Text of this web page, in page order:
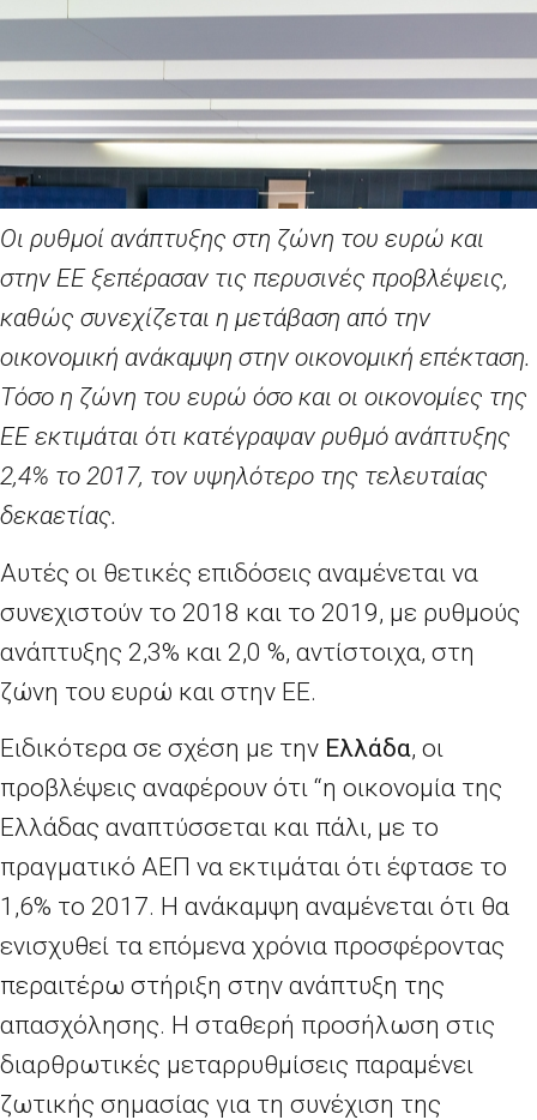
Οι ρυθμοί ανάπτυξης στη ζώνη του ευρώ και
στην ΕΕ ξεπέρασαν τις περυσινές προβλέψεις,
καθώς συνεχίζεται η μετάβαση από την
οικονομική ανάκαμψη στην οικονομική επέκταση.
Τόσο η ζώνη του ευρώ όσο και οι οικονομίες της
ΕΕ εκτιμάται ότι κατέγραψαν ρυθμό ανάπτυξης
2,4% το 2017, τον υψηλότερο της τελευταίας
δεκαετίας.
Αυτές οι θετικές επιδόσεις αναμένεται να
συνεχιστούν το 2018 και το 2019, με ρυθμούς
ανάπτυξης 2,3% και 2,0 %, αντίστοιχα, στη
ζώνη του ευρώ και στην ΕΕ.
Ειδικότερα σε σχέση με την Ελλάδα, οι
προβλέψεις αναφέρουν ότι “η οικονομία της
Ελλάδας αναπτύσσεται και πάλι, με το
πραγματικό ΑΕΠ να εκτιμάται ότι έφτασε το
1,6% το 2017. Η ανάκαμψη αναμένεται ότι θα
ενισχυθεί τα επόμενα χρόνια προσφέροντας
περαιτέρω στήριξη στην ανάπτυξη της
απασχόλησης. Η σταθερή προσήλωση στις
διαρθρωτικές μεταρρυθμίσεις παραμένει
ζωτικής σημασίας για τη συνέχιση της